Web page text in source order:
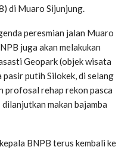
di Muaro Sijunjung.
peresmian jalan Muaro
juga akan melakukan
Geopark (objek wisata
putih Silokek, di selang
profosal rehap rekon pasca
makan bajamba
BNPB terus kembali ke